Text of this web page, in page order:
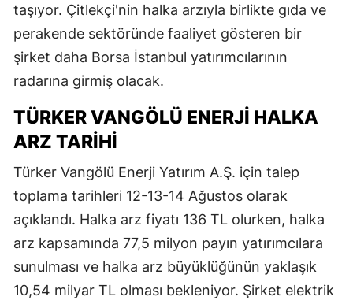
taşıyor. Çitlekçi'nin halka arzıyla birlikte gıda ve
perakende sektöründe faaliyet gösteren bir
şirket daha Borsa İstanbul yatırımcılarının
radarına girmiş olacak.
TÜRKER VANGÖLÜ ENERJİ HALKA
ARZ TARİHİ
Türker Vangölü Enerji Yatırım A.Ş. için talep
toplama tarihleri 12-13-14 Ağustos olarak
açıklandı. Halka arz fiyatı 136 TL olurken, halka
arz kapsamında 77,5 milyon payın yatırımcılara
sunulması ve halka arz büyüklüğünün yaklaşık
10,54 milyar TL olması bekleniyor. Şirket elektrik